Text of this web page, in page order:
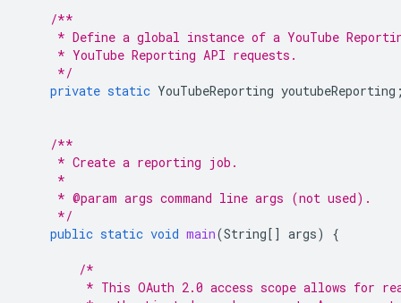
/**
* Define a global instance of a YouTube
     * YouTube Reporting API requests.
     */
private static YouTubeReporting youtubeReporting
/**
     * Create a reporting job.
     *
     * @param args command line args (not used).
     */
public static void main(String[] args) {
/*
* This OAuth 2.0 access scope allows for